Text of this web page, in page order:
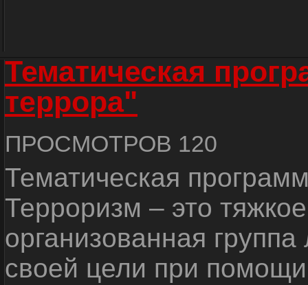
Тематическая
террора"
ПРОСМОТРОВ 120
Тематическая
Терроризм – это
организованная
своей цели при